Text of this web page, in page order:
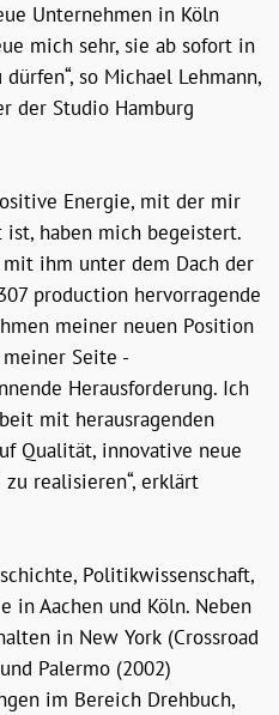
Unternehmen in Köln
mich sehr, sie ab sofort in
so Michael Lehmann,
der Studio Hamburg
Energie, mit der mir
ist, haben mich begeistert.
ihm unter dem Dach der
production hervorragende
meiner neuen Position
Seite -
Herausforderung. Ich
mit herausragenden
Qualität, innovative neue
realisieren“, erklärt
Politikwissenschaft,
in Aachen und Köln. Neben
in New York (Crossroad
Palermo (2002)
im Bereich Drehbuch,